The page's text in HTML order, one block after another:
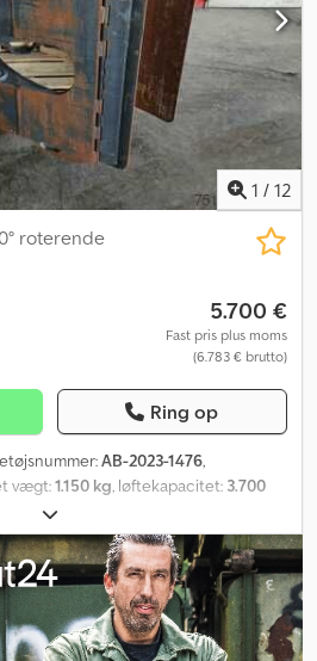
1 / 12
roterende
5.700 €
Fast pris plus moms
(6.783 € brutto)
Ring op
AB-2023-1476,
vægt:1.150 kg, løftekapacitet: 3.700
, Mellemsalg, ændringer og mulige fejl
Al Asr